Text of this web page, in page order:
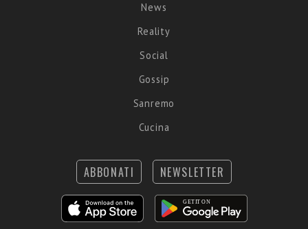
News
Reality
Social
Gossip
Sanremo
Cucina
ABBONATI NEWSLETTER